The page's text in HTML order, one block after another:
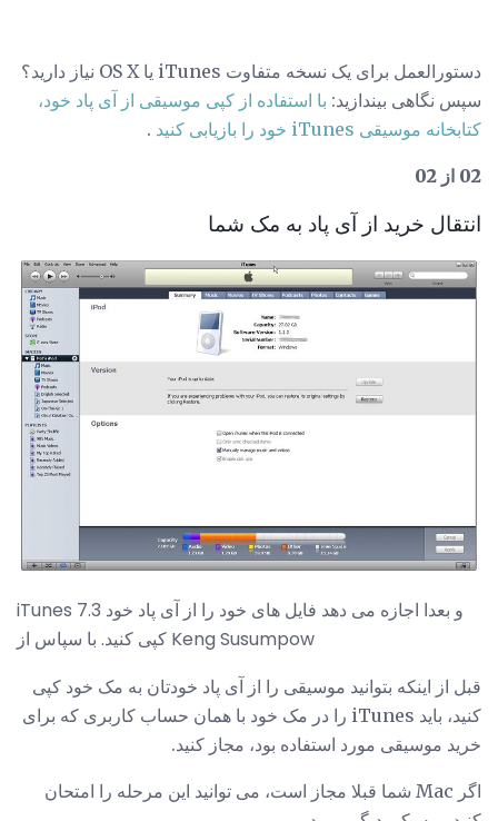
دستورالعمل برای یک نسخه متفاوت iTunes یا OS X نیاز دارید؟
سپس نگاهی بیندازید: با استفاده از کپی موسیقی از آی پاد خود،
کتابخانه موسیقی iTunes خود را بازیابی کنید
.
02 از 02
انتقال خرید از آی پاد به مک شما
iTunes 7.3 و بعدا اجازه می دهد فایل های خود را از آی پاد خود
کپی کنید. با سپاس از Keng Susumpow
قبل از اینکه بتوانید موسیقی را از آی پاد خودتان به مک خود کپی
کنید، باید iTunes را در مک خود با همان حساب کاربری که برای
خرید موسیقی مورد استفاده بود، مجاز کنید.
اگر Mac شما قبلا مجاز است، می توانید این مرحله را امتحان